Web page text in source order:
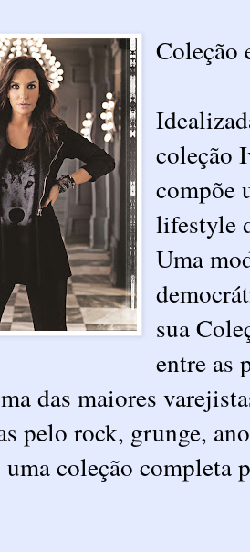
Coleção
coleção
compõe
lifestyle
Uma
sua
entre as
das maiores
pelo rock, grunge,
coleção completa